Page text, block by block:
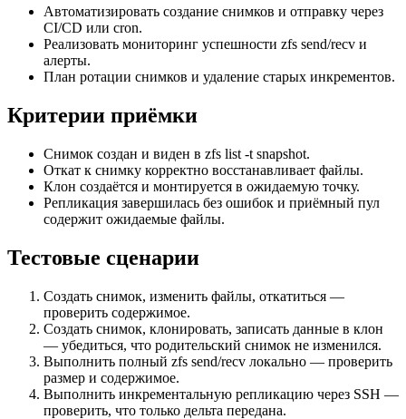
Автоматизировать создание снимков и отправку через
CI/CD или cron.
Реализовать мониторинг успешности zfs send/recv и
алерты.
План ротации снимков и удаление старых инкрементов.
Критерии приёмки
Снимок создан и виден в zfs list -t snapshot.
Откат к снимку корректно восстанавливает файлы.
Клон создаётся и монтируется в ожидаемую точку.
Репликация завершилась без ошибок и приёмный пул
содержит ожидаемые файлы.
Тестовые сценарии
Создать снимок, изменить файлы, откатиться —
проверить содержимое.
Создать снимок, клонировать, записать данные в клон
— убедиться, что родительский снимок не изменился.
Выполнить полный zfs send/recv локально — проверить
размер и содержимое.
Выполнить инкрементальную репликацию через SSH —
проверить, что только дельта передана.